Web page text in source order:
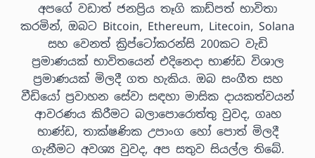
අපගේ වඩාත් ජනප්‍රිය තෑගි කාඩ්පත් භාවිතා
කරමින්, ඔබට Bitcoin, Ethereum, Litecoin, Solana
සහ වෙනත් ක්‍රිප්ටෝකරන්සි 200කට වැඩි
ප්‍රමාණයක් භාවිතයෙන් එදිනෙදා භාණ්ඩ විශාල
ප්‍රමාණයක් මිලදී ගත හැකිය. ඔබ සංගීත සහ
වීඩියෝ ප්‍රවාහන සේවා සඳහා මාසික දායකත්වයන්
ආවරණය කිරීමට බලාපොරොත්තු වුවද, ගෘහ
භාණ්ඩ, තාක්ෂණික උපාංග හෝ පොත් මිලදී
ගැනීමට අවශ්‍ය වුවද, අප සතුව සියල්ල තිබේ.